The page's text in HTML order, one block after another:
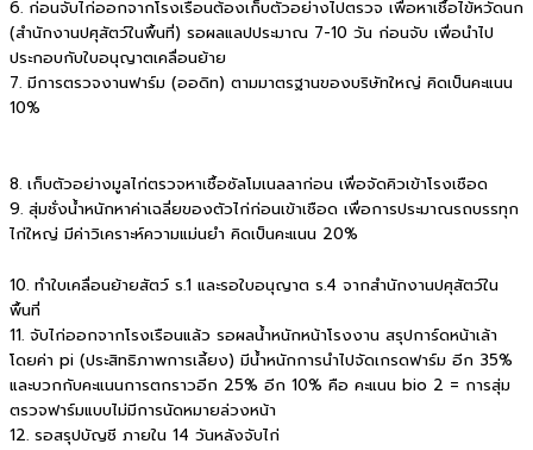
6. ก่อนจับไก่ออกจากโรงเรือนต้องเก็บตัวอย่างไปตรวจ เพื่อหาเชื้อไข้หวัดนก
(สำนักงานปศุสัตว์ในพื้นที่) รอผลแลปประมาณ 7-10 วัน ก่อนจับ เพื่อนำไป
ประกอบกับใบอนุญาตเคลื่อนย้าย
7. มีการตรวจงานฟาร์ม (ออดิท) ตามมาตรฐานของบริษัทใหญ่ คิดเป็นคะแนน
10%
8. เก็บตัวอย่างมูลไก่ตรวจหาเชื้อซัลโมเนลลาก่อน เพื่อจัดคิวเข้าโรงเชือด
9. สุ่มชั่งน้ำหนักหาค่าเฉลี่ยของตัวไก่ก่อนเข้าเชือด เพื่อการประมาณรถบรรทุก
ไก่ใหญ่ มีค่าวิเคราะห์ความแม่นยำ คิดเป็นคะแนน 20%
10. ทำใบเคลื่อนย้ายสัตว์ ร.1 และรอใบอนุญาต ร.4 จากสำนักงานปศุสัตว์ใน
พื้นที่
11. จับไก่ออกจากโรงเรือนแล้ว รอผลน้ำหนักหน้าโรงงาน สรุปการ์ดหน้าเล้า
โดยค่า pi (ประสิทธิภาพการเลี้ยง) มีน้ำหนักการนำไปจัดเกรดฟาร์ม อีก 35%
และบวกกับคะแนนการตกราวอีก 25% อีก 10% คือ คะแนน bio 2 = การสุ่ม
ตรวจฟาร์มแบบไม่มีการนัดหมายล่วงหน้า
12. รอสรุปบัญชี ภายใน 14 วันหลังจับไก่